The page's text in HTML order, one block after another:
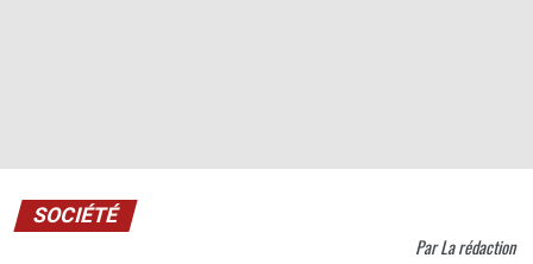
SOCIÉTÉ
ParLa rédaction